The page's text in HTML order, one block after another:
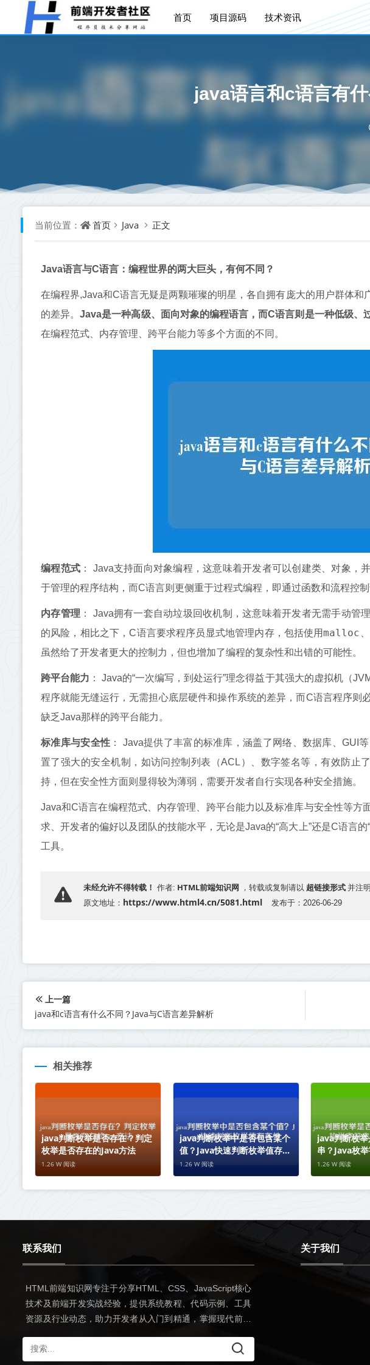
首页 项目源码 技术资讯
java语言和c语言有
当前位置： 首页 Java 正文
Java语言与C语言：编程世界的两大巨头，有何不同？
在编程界,Java和C语言无疑是两颗璀璨的明星，各自拥有庞大的用户群体
的差异。Java是一种高级、面向对象的编程语言，而C语言则是一种低级、
在编程范式、内存管理、跨平台能力等多个方面的不同。
编程范式 ： Java支持面向对象编程，这意味着开发者可以创建类、对象，
于管理的程序结构，而C语言则更侧重于过程式编程，即通过函数和流程控
内存管理 ： Java拥有一套自动垃圾回收机制，这意味着开发者无需手动管
的风险，相比之下，C语言要求程序员显式地管理内存，包括使用malloc
虽然给了开发者更大的控制力，但也增加了编程的复杂性和出错的可能性。
跨平台能力 ： Java的“一次编写，到处运行”理念得益于其强大的虚拟机（
程序就能无缝运行，无需担心底层硬件和操作系统的差异，而C语言程序则
缺乏Java那样的跨平台能力。
标准库与安全性 ： Java提供了丰富的标准库，涵盖了网络、数据库、GUI
置了强大的安全机制，如访问控制列表（ACL）、数字签名等，有效防止
持，但在安全性方面则显得较为薄弱，需要开发者自行实现各种安全措施。
Java和C语言在编程范式、内存管理、跨平台能力以及标准库与安全性等方
求、开发者的偏好以及团队的技能水平，无论是Java的“高大上”还是C语言
工具。
未经允许不得转载！ 作者: HTML前端知识网 ，转载或复制请以 超链接形式 并注
原文地址： https://www.html4.cn/5081.html 发布于：2026-06-29
上一篇
java和c语言有什么不同？Java与C语言差异解析
相关推荐
java判断枚举是否存在？判定
枚举是否存在的Java方法
1.26 W 阅读
java判断枚举中是否包含某个
值？Java快速判断枚举值存在
性
1.26 W 阅读
java判断枚
串？Java枚
方法
1.26 W 阅读
联系我们
HTML前端知识网专注于分享HTML、CSS、JavaScript核心
技术及前端开发实战经验，提供系统教程、代码示例、工具
资源及行业动态，助力开发者从入门到精通，掌握现代前端
关于我们